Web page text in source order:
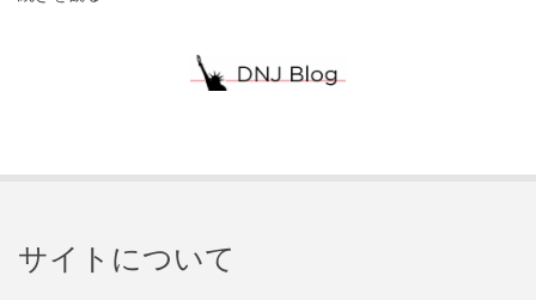
サイトについて